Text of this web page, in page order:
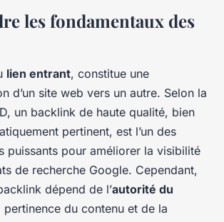
les fondamentaux des
lien entrant, constitue une
d’un site web vers un autre. Selon la
un backlink de haute qualité, bien
pertinent, est l’un des
puissants pour améliorer la visibilité
de recherche Google. Cependant,
dépend de l’autorité du
pertinence du contenu et de la